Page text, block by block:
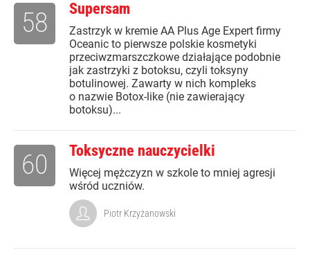
Supersam
Zastrzyk w kremie AA Plus Age Expert firmy
Oceanic to pierwsze polskie kosmetyki
przeciwzmarszczkowe działające podobnie
jak zastrzyki z botoksu, czyli toksyny
botulinowej. Zawarty w nich kompleks
o nazwie Botox-like (nie zawierający
botoksu)...
58
Toksyczne nauczycielki
Więcej mężczyzn w szkole to mniej agresji
wśród uczniów.
60
Piotr Krzyżanowski